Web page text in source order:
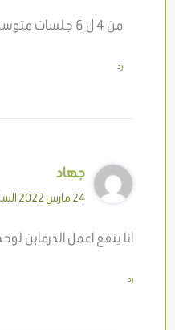
من 4 ل 6 جلسات متوسط الجلسات
رد
جهاد
24 مارس 2022 الساعة 4:24 مساءً
انا ينفع اعمل
رد